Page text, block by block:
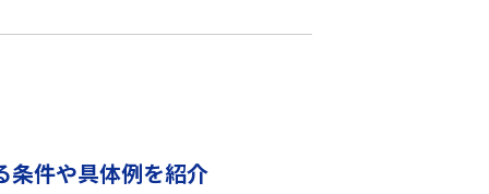
条件や具体例を紹介